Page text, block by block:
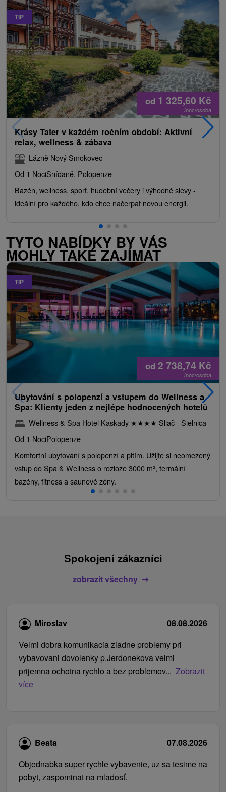
TIP
od 1 325,60 Kč
/noc/osoba
Krásy Tater v každém ročním období: Aktivní
relax, wellness & zábava
Lázně Nový Smokovec
Od 1 NociSnídaně, Polopenze
Bazén, wellness, sport, hudební večery i výhodné slevy -
ideální pro každého, kdo chce načerpat novou energii.
TYTO NABÍDKY BY VÁS
MOHLY TAKÉ ZAJÍMAT
TIP
od 2 738,74 Kč
/noc/osoba
Ubytování s polopenzí a vstupem do Wellness a
Spa: Klienty jeden z nejlépe hodnocených hotelů
Wellness & Spa Hotel Kaskady ★★★★ Sliač - Sielnica
Od 1 NociPolopenze
Komfortní ubytování s polopenzí a pitím. Užijte si neomezený
vstup do Spa & Wellness o rozloze 3000 m², termální
bazény, fitness a saunové zóny.
Spokojení zákazníci
zobrazit všechny
Miroslav
08.08.2026
Velmi dobra komunikacia ziadne problemy pri
vybavovani dovolenky p.Jerdonekova velmi
prijemna ochotna rychlo a bez problemov... Zobrazit
více
Beata
07.08.2026
Objednabka super rychle vybavenie, uz sa tesime na
pobyt, zaspominat na mladosť.